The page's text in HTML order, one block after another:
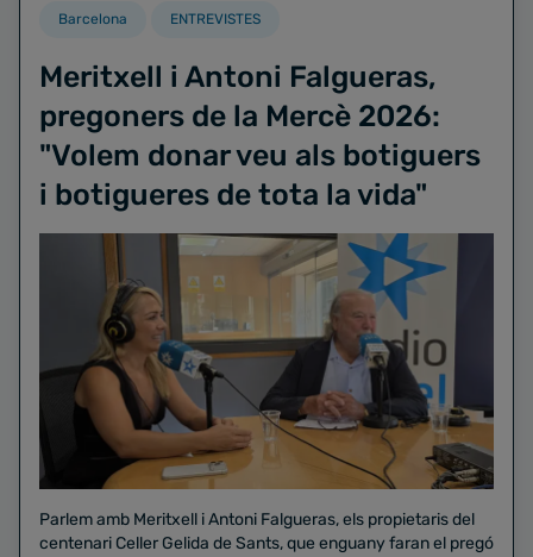
Barcelona ENTREVISTES
Meritxell i Antoni Falgueras,
pregoners de la Mercè 2026:
"Volem donar veu als botiguers
i botigueres de tota la vida"
Parlem amb Meritxell i Antoni Falgueras, els propietaris del
centenari Celler Gelida de Sants, que enguany faran el pregó